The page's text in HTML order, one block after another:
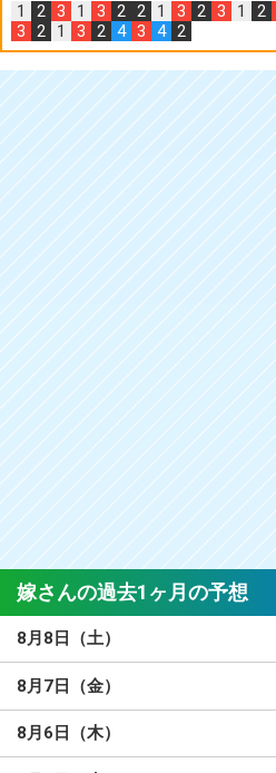
1 2 3 1 3 2 2 1 3 2 3 1 2
3
2 1 3 2 4 3 4 2
嫁さんの過去1ヶ月の予想
8月8日（土）
8月7日（金）
8月6日（木）